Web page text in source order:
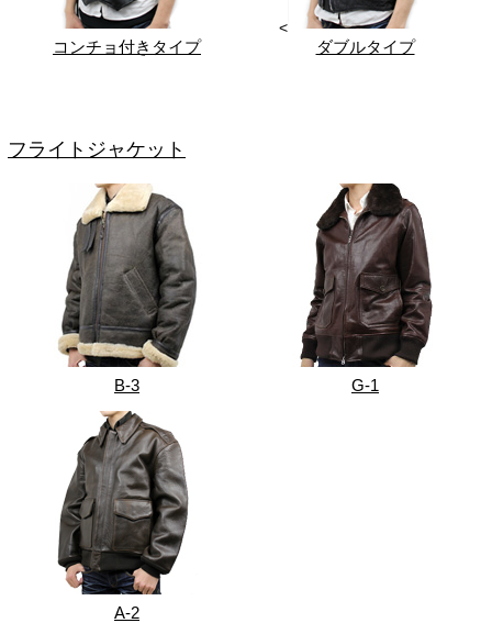
コンチョ付きタイプ
<
ダブルタイプ
フライトジャケット
B-3 G-1
A-2